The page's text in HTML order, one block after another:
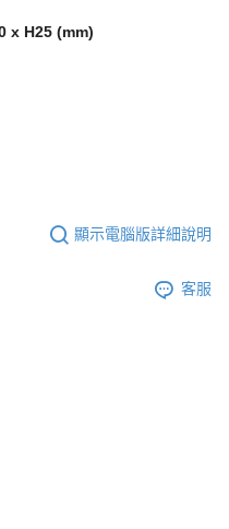
x H25 (mm)
顯示電腦版詳細說明
客服